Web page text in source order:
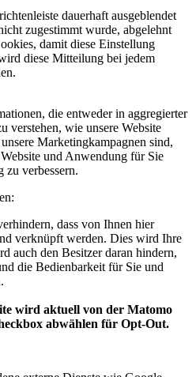
dauerhaft ausgeblendet
zugestimmt wurde, abgelehnt
damit diese Einstellung
diese Mitteilung bei jedem
die entweder in aggregierter
verstehen, wie unsere Website
Marketingkampagnen sind,
und Anwendung für Sie
zu verbessern.
dass von Ihnen hier
verknüpft werden. Dies wird Ihre
auch den Besitzer daran hindern,
die Bedienbarkeit für Sie und
wird aktuell von der Matomo
abwählen für Opt-Out.